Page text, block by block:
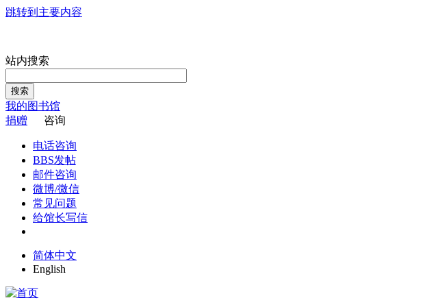
跳转到主要内容
站内搜索
搜索
我的图书馆
捐赠
咨询
电话咨询
BBS发帖
邮件咨询
微博/微信
常见问题
给馆长写信
简体中文
English